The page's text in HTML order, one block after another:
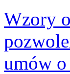
Wzory
umów o